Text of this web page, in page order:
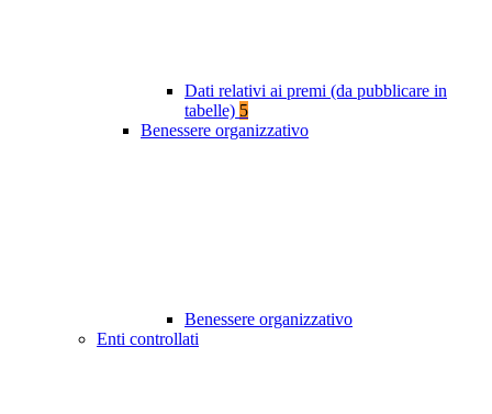
Dati relativi ai premi (da pubblicare in
tabelle) 5
Benessere organizzativo
Benessere organizzativo
Enti controllati